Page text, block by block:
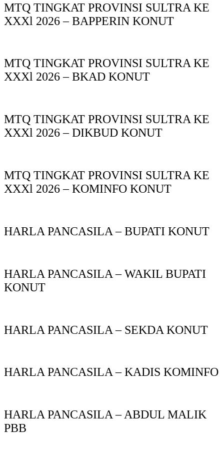
MTQ TINGKAT PROVINSI SULTRA KE
XXXl 2026 – BAPPERIN KONUT
MTQ TINGKAT PROVINSI SULTRA KE
XXXl 2026 – BKAD KONUT
MTQ TINGKAT PROVINSI SULTRA KE
XXXl 2026 – DIKBUD KONUT
MTQ TINGKAT PROVINSI SULTRA KE
XXXl 2026 – KOMINFO KONUT
HARLA PANCASILA – BUPATI KONUT
HARLA PANCASILA – WAKIL BUPATI
KONUT
HARLA PANCASILA – SEKDA KONUT
HARLA PANCASILA – KADIS KOMINFO
HARLA PANCASILA – ABDUL MALIK
PBB